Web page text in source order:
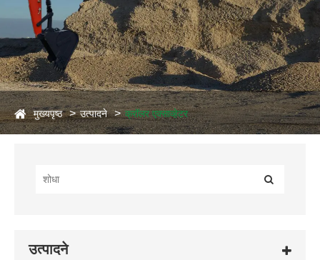
मुख्यपृष्ठ उत्पादने क्रॉलर एक्साव्हेटर
उत्पादने